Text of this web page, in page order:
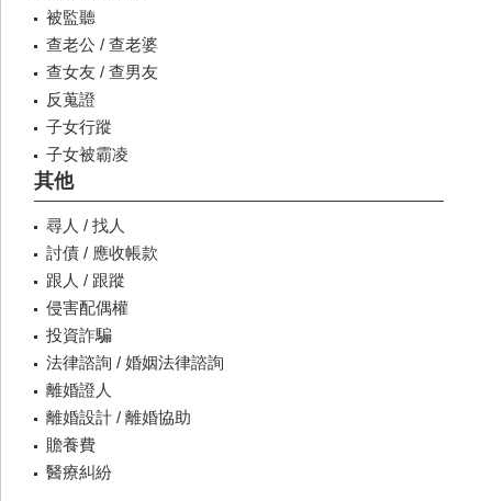
被監聽
查老公 / 查老婆
查女友 / 查男友
反蒐證
子女行蹤
子女被霸凌
其他
尋人 / 找人
討債 / 應收帳款
跟人 / 跟蹤
侵害配偶權
投資詐騙
法律諮詢 / 婚姻法律諮詢
離婚證人
離婚設計 / 離婚協助
贍養費
醫療糾紛